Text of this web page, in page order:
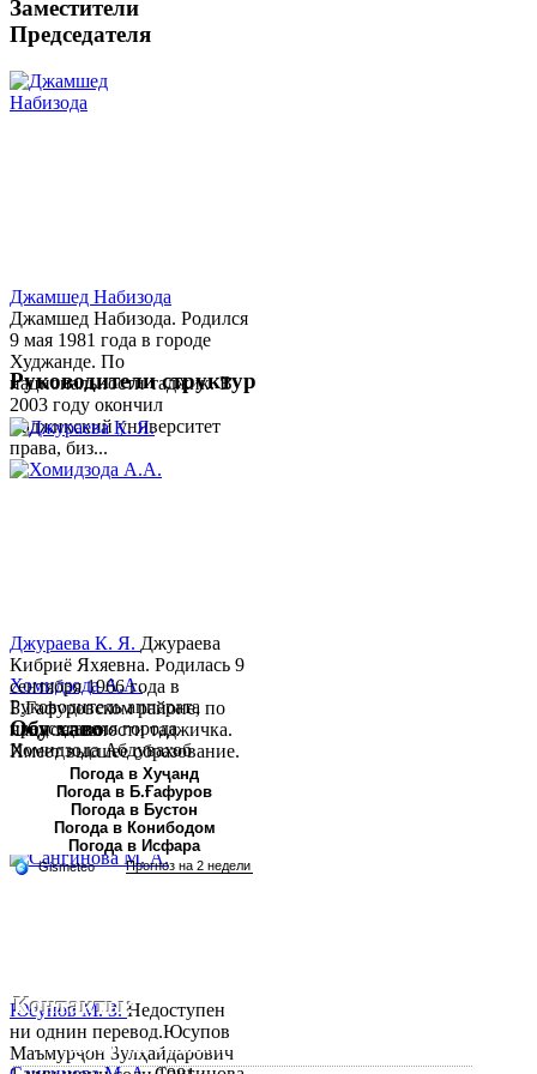
Заместители
Председателя
Джамшед Набизода
Джамшед Набизода. Родился
9 мая 1981 года в городе
Худжанде. По
национальности таджик. В
2003 году окончил
Таджикский университет
права, биз...
Хомидзода А.А.
Руководитель аппарата
председателя города
Хомидзода Абдувахоб
Абдумаджид родился 8
июня 1978 года в городе
Худжанде. По
национальности...
Руководители структур
Джураева К. Я. Джураева
Кибриё Яхяевна. Родилась 9
сентября 1966 года в
Б.Гафуровском районе, по
национальности таджичка.
Имеет высшее образование.
В 1997 ...
Юсупов М. З.Недоступен
ни однин перевод.Юсупов
Маъмурҷон Зулҳайдарович
Обу хаво
Погода в Хуҷанд
Погода в Б.Ғафуров
Погода в Бустон
Погода в Конибодом
Погода в Исфара
Контакты:
Республика Таджикистан, Согдийскый область,